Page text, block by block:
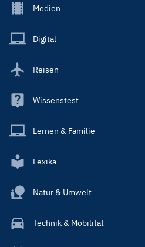
Footer
Main
Medien
Digital
Reisen
Wissenstest
Lernen & Familie
Lexika
Natur & Umwelt
Technik & Mobilität